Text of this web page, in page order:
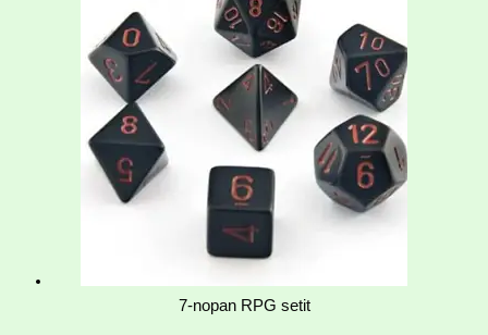
7-nopan RPG setit